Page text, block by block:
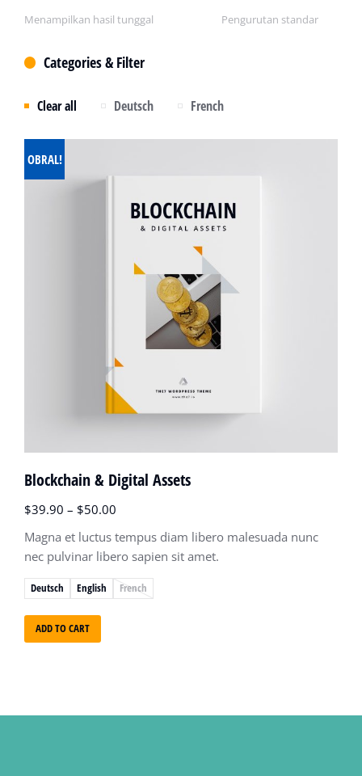
Menampilkan hasil tunggal
Categories & Filter
Clear all Deutsch French
OBRAL!
Deutsch English French
Blockchain & Digital Assets
$39.90 – $50.00
Magna et luctus tempus diam libero malesuada nunc
nec pulvinar libero sapien sit amet.
ADD TO CART